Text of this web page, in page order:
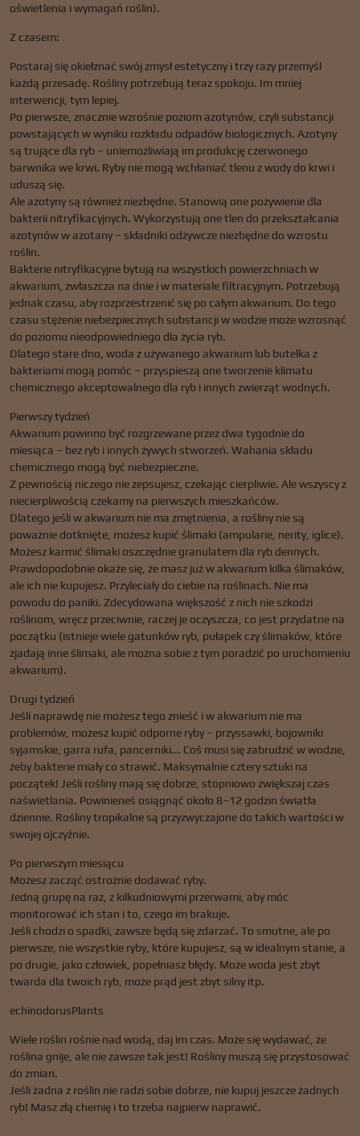
oświetlenia i wymagań roślin).
Z czasem:
Postaraj się okiełznać swój zmysł estetyczny i trzy razy przemyśl
każdą przesadę. Rośliny potrzebują teraz spokoju. Im mniej
interwencji, tym lepiej.
Po pierwsze, znacznie wzrośnie poziom azotynów, czyli substancji
powstających w wyniku rozkładu odpadów biologicznych. Azotyny
są trujące dla ryb – uniemożliwiają im produkcję czerwonego
barwnika we krwi. Ryby nie mogą wchłaniać tlenu z wody do krwi i
uduszą się.
Ale azotyny są również niezbędne. Stanowią one pożywienie dla
bakterii nitryfikacyjnych. Wykorzystują one tlen do przekształcania
azotynów w azotany – składniki odżywcze niezbędne do wzrostu
roślin.
Bakterie nitryfikacyjne bytują na wszystkich powierzchniach w
akwarium, zwłaszcza na dnie i w materiale filtracyjnym. Potrzebują
jednak czasu, aby rozprzestrzenić się po całym akwarium. Do tego
czasu stężenie niebezpiecznych substancji w wodzie może wzrosnąć
do poziomu nieodpowiedniego dla życia ryb.
Dlatego stare dno, woda z używanego akwarium lub butelka z
bakteriami mogą pomóc – przyspieszą one tworzenie klimatu
chemicznego akceptowalnego dla ryb i innych zwierząt wodnych.
Pierwszy tydzień
Akwarium powinno być rozgrzewane przez dwa tygodnie do
miesiąca – bez ryb i innych żywych stworzeń. Wahania składu
chemicznego mogą być niebezpieczne.
Z pewnością niczego nie zepsujesz, czekając cierpliwie. Ale wszyscy z
niecierpliwością czekamy na pierwszych mieszkańców.
Dlatego jeśli w akwarium nie ma zmętnienia, a rośliny nie są
poważnie dotknięte, możesz kupić ślimaki (ampularie, nerity, iglice).
Możesz karmić ślimaki oszczędnie granulatem dla ryb dennych.
Prawdopodobnie okaże się, że masz już w akwarium kilka ślimaków,
ale ich nie kupujesz. Przyleciały do ​​ciebie na roślinach. Nie ma
powodu do paniki. Zdecydowana większość z nich nie szkodzi
roślinom, wręcz przeciwnie, raczej je oczyszcza, co jest przydatne na
początku (istnieje wiele gatunków ryb, pułapek czy ślimaków, które
zjadają inne ślimaki, ale można sobie z tym poradzić po uruchomieniu
akwarium).
Drugi tydzień
Jeśli naprawdę nie możesz tego znieść i w akwarium nie ma
problemów, możesz kupić odporne ryby – przyssawki, bojowniki
syjamskie, garra rufa, pancerniki... Coś musi się zabrudzić w wodzie,
żeby bakterie miały co strawić. Maksymalnie cztery sztuki na
początek! Jeśli rośliny mają się dobrze, stopniowo zwiększaj czas
naświetlania. Powinieneś osiągnąć około 8–12 godzin światła
dziennie. Rośliny tropikalne są przyzwyczajone do takich wartości w
swojej ojczyźnie.
Po pierwszym miesiącu
Możesz zacząć ostrożnie dodawać ryby.
Jedną grupę na raz, z kilkudniowymi przerwami, aby móc
monitorować ich stan i to, czego im brakuje.
Jeśli chodzi o spadki, zawsze będą się zdarzać. To smutne, ale po
pierwsze, nie wszystkie ryby, które kupujesz, są w idealnym stanie, a
po drugie, jako człowiek, popełniasz błędy. Może woda jest zbyt
twarda dla twoich ryb, może prąd jest zbyt silny itp.
echinodorusPlants
Wiele roślin rośnie nad wodą, daj im czas. Może się wydawać, że
roślina gnije, ale nie zawsze tak jest! Rośliny muszą się przystosować
do zmian.
Jeśli żadna z roślin nie radzi sobie dobrze, nie kupuj jeszcze żadnych
ryb! Masz złą chemię i to trzeba najpierw naprawić.